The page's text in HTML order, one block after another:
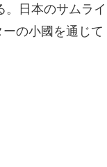
日本のサムライ
の小國を通じて